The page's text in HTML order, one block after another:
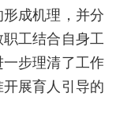
成机理，并分
工结合自身工
步理清了工作
展育人引导的